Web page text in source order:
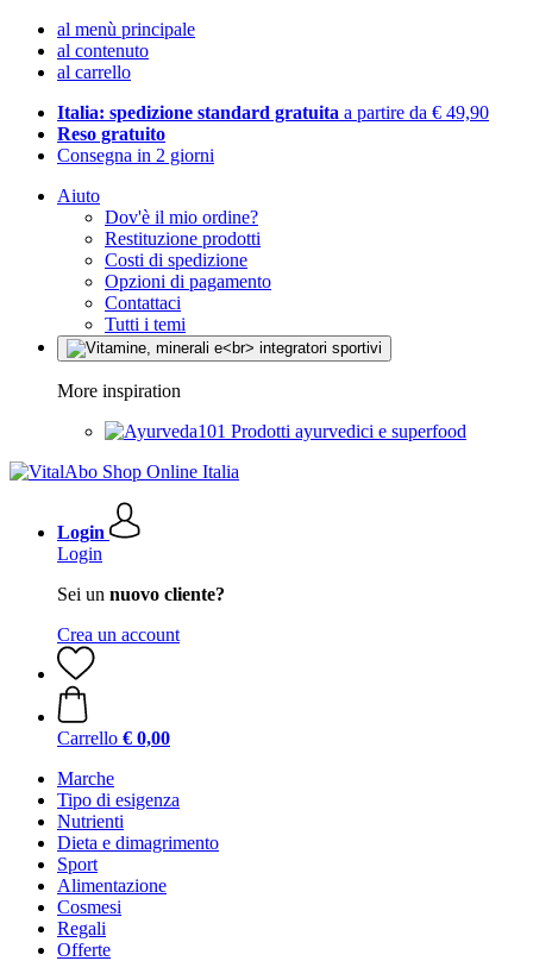
al menù principale
al contenuto
al carrello
Italia: spedizione standard gratuita a partire da € 49,90
Reso gratuito
Consegna in 2 giorni
Aiuto
Dov'è il mio ordine?
Restituzione prodotti
Costi di spedizione
Opzioni di pagamento
Contattaci
Tutti i temi
More inspiration
Prodotti ayurvedici e superfood
Login
Login
Sei un nuovo cliente?
Crea un account
Carrello € 0,00
Marche
Tipo di esigenza
Nutrienti
Dieta e dimagrimento
Sport
Alimentazione
Cosmesi
Regali
Offerte